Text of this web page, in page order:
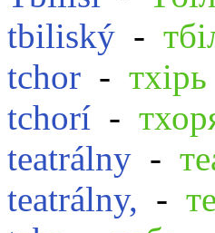
tbiliský -
tchor - тхірь
tchorí -
teatrálny -
teatrálny, -